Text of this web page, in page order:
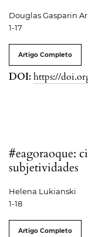
Douglas Gasparin
1-17
Artigo Completo
DOI: https://
#eagoraoque:
subjetividades
Helena Lukianski
1-18
Artigo Completo